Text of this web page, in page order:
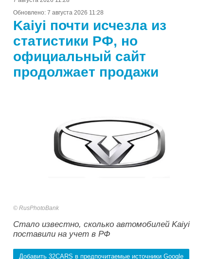
Обновлено: 7 августа 2026 11:28
Kaiyi почти исчезла из
статистики РФ, но
официальный сайт
продолжает продажи
RusPhotoBank
Стало известно, сколько автомобилей Kaiyi
поставили на учет в РФ
Добавить 32CARS в предпочитаемые источники Google